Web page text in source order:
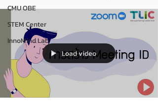
CMU OBE
STEM Center
InnoMind Lab
Load video